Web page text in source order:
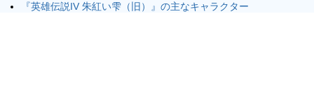
『英雄伝説IV 朱紅い雫（旧）』の主なキャラクター